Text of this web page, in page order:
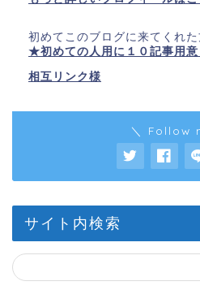
初めてこのブログに来てくれ
★初めての人用に１０記事用
相互リンク様
＼ Follow
サイト内検索